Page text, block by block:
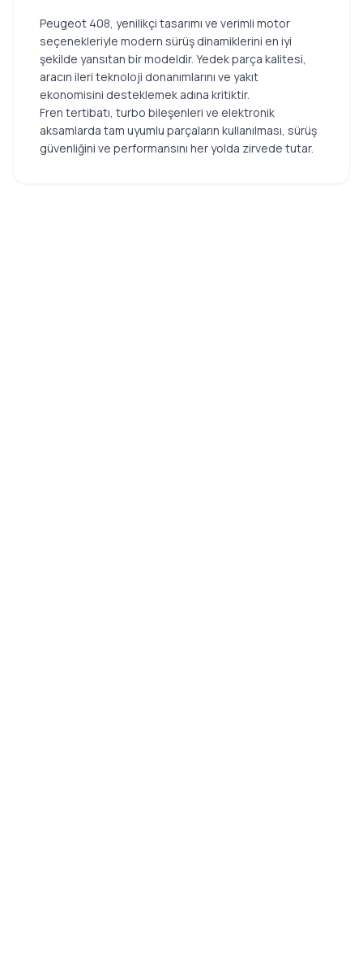
Peugeot 408, yenilikçi tasarımı ve verimli motor
seçenekleriyle modern sürüş dinamiklerini en iyi
şekilde yansıtan bir modeldir. Yedek parça kalitesi,
aracın ileri teknoloji donanımlarını ve yakıt
ekonomisini desteklemek adına kritiktir.
Fren tertibatı, turbo bileşenleri ve elektronik
aksamlarda tam uyumlu parçaların kullanılması, sürüş
güvenliğini ve performansını her yolda zirvede tutar.